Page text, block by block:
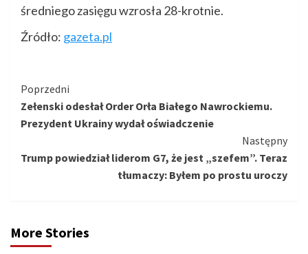
średniego zasięgu wzrosła 28-krotnie.
Źródło: gazeta.pl
Kontynuuj
czytanie
Poprzedni
Zełenski odesłał Order Orła Białego Nawrockiemu.
Prezydent Ukrainy wydał oświadczenie
Następny
Trump powiedział liderom G7, że jest „szefem”. Teraz
tłumaczy: Byłem po prostu uroczy
More Stories